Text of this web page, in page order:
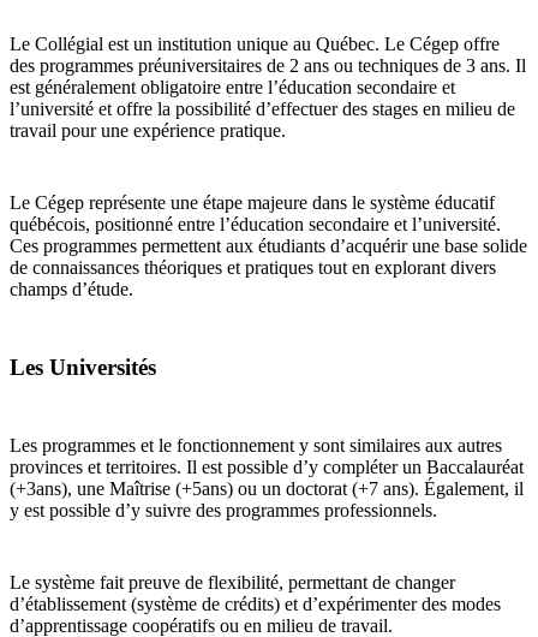
Le Collégial est un institution unique au Québec. Le Cégep offre
des programmes préuniversitaires de 2 ans ou techniques de 3 ans. Il
est généralement obligatoire entre l’éducation secondaire et
l’université et offre la possibilité d’effectuer des stages en milieu de
travail pour une expérience pratique.
Le Cégep représente une étape majeure dans le système éducatif
québécois, positionné entre l’éducation secondaire et l’université.
Ces programmes permettent aux étudiants d’acquérir une base solide
de connaissances théoriques et pratiques tout en explorant divers
champs d’étude.
Les Universités
Les programmes et le fonctionnement y sont similaires aux autres
provinces et territoires. Il est possible d’y compléter un Baccalauréat
(+3ans), une Maîtrise (+5ans) ou un doctorat (+7 ans). Également, il
y est possible d’y suivre des programmes professionnels.
Le système fait preuve de flexibilité, permettant de changer
d’établissement (système de crédits) et d’expérimenter des modes
d’apprentissage coopératifs ou en milieu de travail.